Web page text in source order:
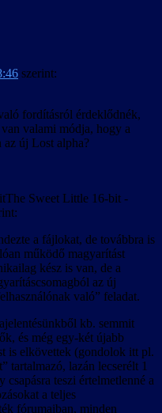
szerint:
fordításról érdeklődnék,
valami módja, hogy a
az új Lost alpha?
The Sweet Little 16-bit -
a fájlokat, de továbbra is
működő magyarítást
kész is van, de a
az új
való” feladat.
kb. semmit
és még egy-két újabb
is elkövettek (gondolok itt pl.
tartalmazó, lazán lecserélt 1
teszi értelmetlenné a
a teljes
fórumaiban, minden